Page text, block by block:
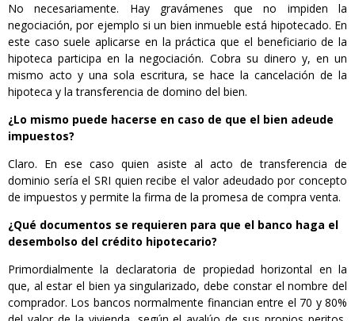
No necesariamente. Hay gravámenes que no impiden la
negociación, por ejemplo si un bien inmueble está hipotecado. En
este caso suele aplicarse en la práctica que el beneficiario de la
hipoteca participa en la negociación. Cobra su dinero y, en un
mismo acto y una sola escritura, se hace la cancelación de la
hipoteca y la transferencia de domino del bien.
¿Lo mismo puede hacerse en caso de que el bien adeude
impuestos?
Claro. En ese caso quien asiste al acto de transferencia de
dominio sería el SRI quien recibe el valor adeudado por concepto
de impuestos y permite la firma de la promesa de compra venta.
¿Qué documentos se requieren para que el banco haga el
desembolso del crédito hipotecario?
Primordialmente la declaratoria de propiedad horizontal en la
que, al estar el bien ya singularizado, debe constar el nombre del
comprador. Los bancos normalmente financian entre el 70 y 80%